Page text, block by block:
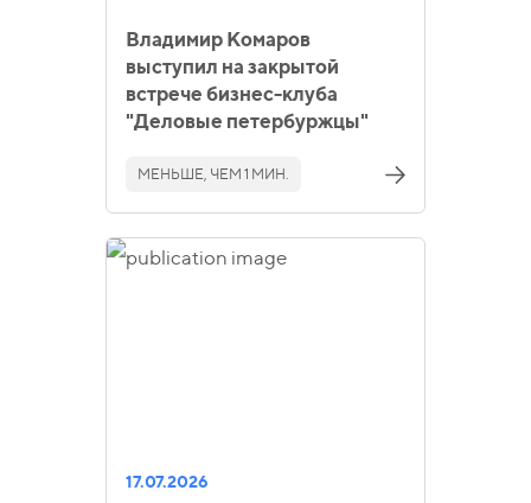
Владимир Комаров
выступил на закрытой
встрече бизнес-клуба
"Деловые петербуржцы"
МЕНЬШЕ, ЧЕМ 1 МИН.
17.07.2026